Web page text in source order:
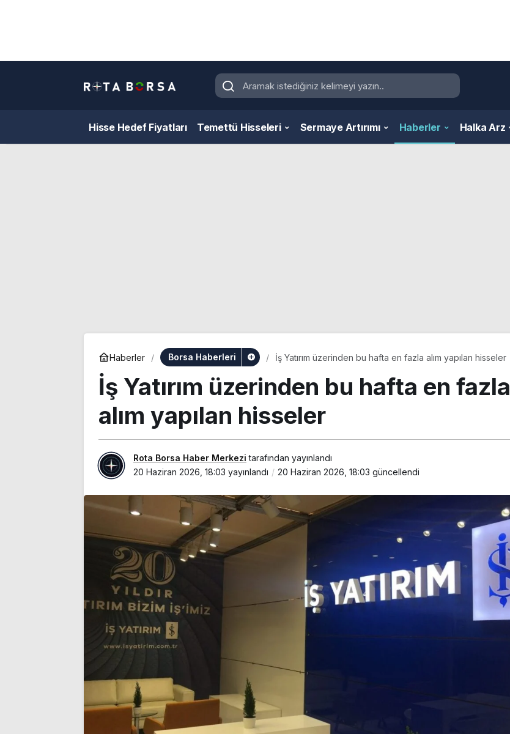
Hisse Hedef Fiyatları Temettü Hisseleri Sermaye Artırımı Haberler Halka Arz
Haberler Borsa Haberleri İş Yatırım üzerinden bu hafta en fazla alım yapılan hisseler
İş Yatırım üzerinden bu hafta en fazla
alım yapılan hisseler
Rota Borsa Haber Merkezi tarafından yayınlandı
20 Haziran 2026, 18:03 yayınlandı 20 Haziran 2026, 18:03 güncellendi